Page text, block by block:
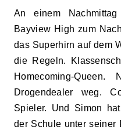
An einem
Bayview High zum
das Superhirn auf dem
die Regeln.
Homecoming-
Drogendealer weg.
Spieler. Und Simon
der Schule unter seiner